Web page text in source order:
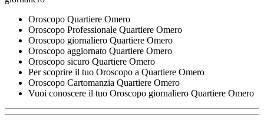
Oroscopo Quartiere Omero
Oroscopo Professionale Quartiere Omero
Oroscopo giornaliero Quartiere Omero
Oroscopo aggiornato Quartiere Omero
Oroscopo sicuro Quartiere Omero
Per scoprire il tuo Oroscopo a Quartiere Omero
Oroscopo Cartomanzia Quartiere Omero
Vuoi conoscere il tuo Oroscopo giornaliero Quartiere Omero